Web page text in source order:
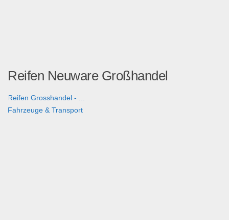
Reifen Neuware Großhandel
Reifen Grosshandel - ...
Fahrzeuge & Transport